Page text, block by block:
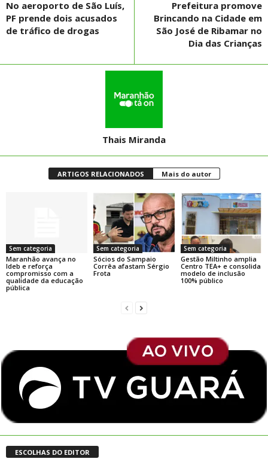
No aeroporto de São Luís,
PF prende dois acusados
de tráfico de drogas
Prefeitura promove
Brincando na Cidade em
São José de Ribamar no
Dia das Crianças
Thais Miranda
ARTIGOS RELACIONADOS Mais do autor
Sem categoria
Maranhão avança no
Ideb e reforça
compromisso com a
qualidade da educação
pública
Sem categoria
Sócios do Sampaio
Corrêa afastam Sérgio
Frota
Sem categoria
Gestão Miltinho amplia
Centro TEA+ e consolida
modelo de inclusão
100% público
ESCOLHAS DO EDITOR